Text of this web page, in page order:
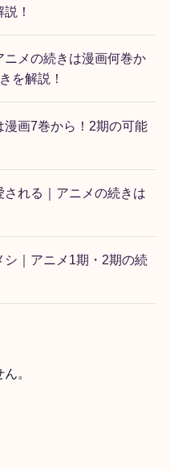
！
ニメの続きは漫画何巻か
を解説！
漫画7巻から！2期の可能
れる｜アニメの続きは
｜アニメ1期・2期の続
。